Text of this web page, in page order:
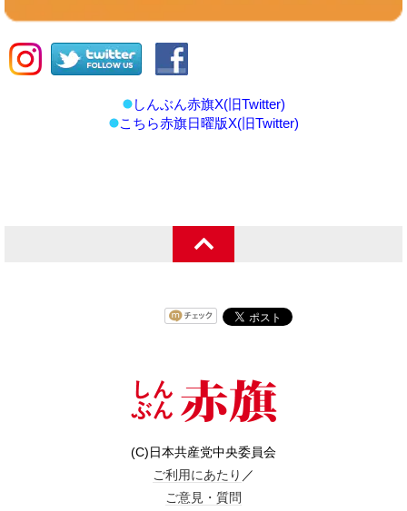
しんぶん赤旗X(旧Twitter)
こちら赤旗日曜版X(旧Twitter)
(C)日本共産党中央委員会
ご利用にあたり ／
ご意見・質問